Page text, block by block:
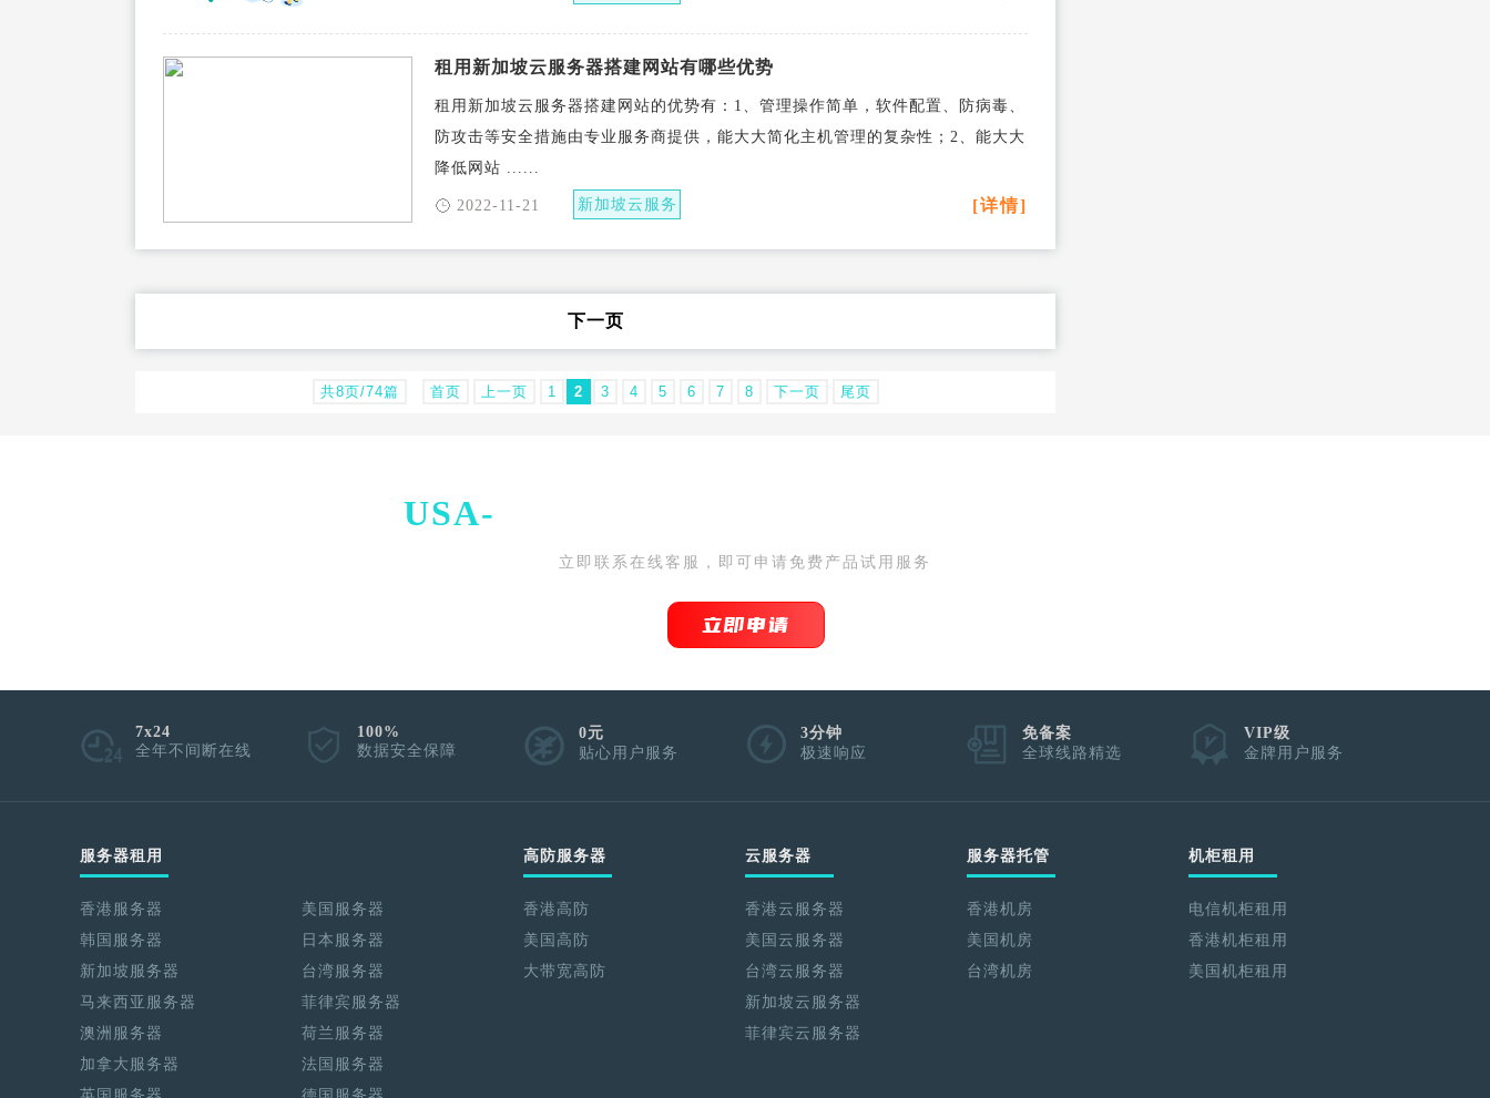
租用新加坡云服务器搭建网站有哪些优势
租用新加坡云服务器搭建网站的优势有：1、管理操作简单，软件配置、防病毒、
防攻击等安全措施由专业服务商提供，能大大简化主机管理的复杂性；2、能大大
降低网站 ......
2022-11-21
新加坡云服务
[详情]
下一页
共8页/74篇 首页 上一页 1 2 3 4 5 6 7 8 下一页 尾页
USA-
立即联系在线客服，即可申请免费产品试用服务
立即申请
7x24
全年不间断在线
100%
数据安全保障
0元
贴心用户服务
3分钟
极速响应
免备案
全球线路精选
VIP级
金牌用户服务
服务器租用
香港服务器
美国服务器
韩国服务器
日本服务器
新加坡服务器
台湾服务器
马来西亚服务器
菲律宾服务器
澳洲服务器
荷兰服务器
加拿大服务器
法国服务器
高防服务器
香港高防
美国高防
大带宽高防
云服务器
香港云服务器
美国云服务器
台湾云服务器
新加坡云服务器
菲律宾云服务器
服务器托管
香港机房
美国机房
台湾机房
机柜租用
电信机柜租用
香港机柜租用
美国机柜租用